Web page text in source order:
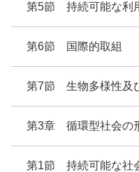
第5節 持続可能な利
第6節 国際的取組
第7節 生物多様性及
第3章 循環型社会の
第1節 持続可能な社